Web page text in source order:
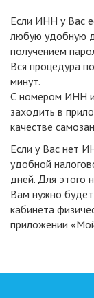
Если ИНН у Вас
любую удобную
получением
Вся процедура
минут.
С номером ИНН
заходить в
качестве
Если у Вас нет
удобной
дней. Для этого
Вам нужно будет
кабинета
приложении